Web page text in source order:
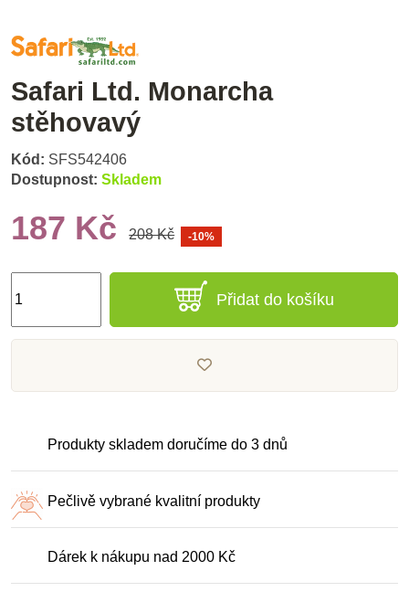
Safari Ltd. Monarcha
stěhovavý
Kód: SFS542406
Dostupnost: Skladem
187 Kč 208 Kč -10%
Přidat do košíku
Produkty skladem doručíme do 3 dnů
Pečlivě vybrané kvalitní produkty
Dárek k nákupu nad 2000 Kč